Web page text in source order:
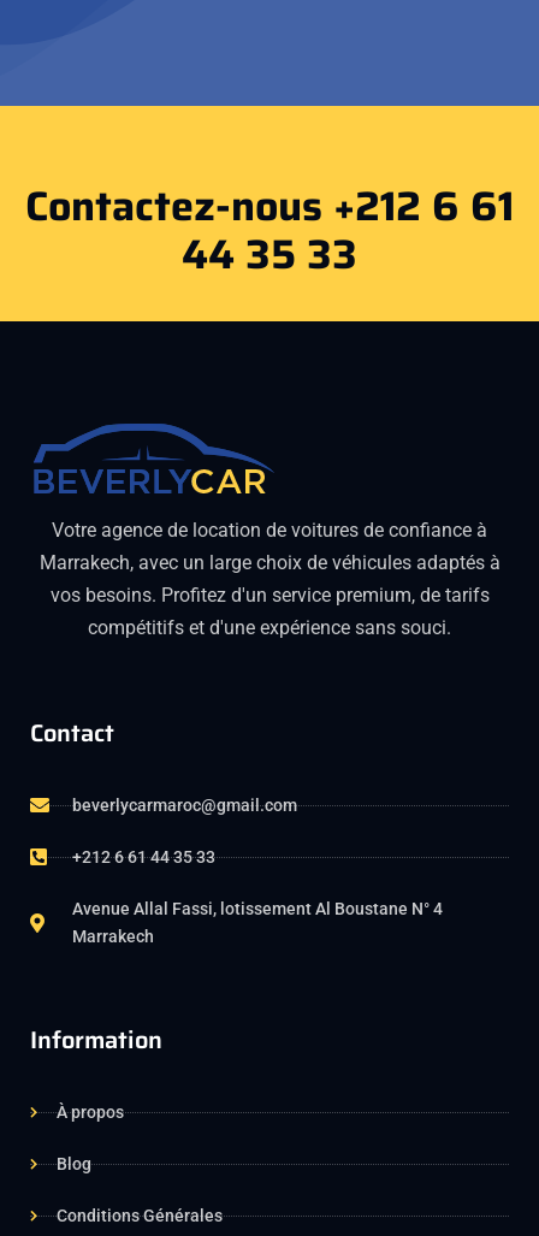
Contactez-nous +212 6 61
44 35 33
Votre agence de location de voitures de confiance à
Marrakech, avec un large choix de véhicules adaptés à
vos besoins. Profitez d'un service premium, de tarifs
compétitifs et d'une expérience sans souci.
Contact
beverlycarmaroc@gmail.com
+212 6 61 44 35 33
Avenue Allal Fassi, lotissement Al Boustane N° 4
Marrakech
Information
À propos
Blog
Conditions Générales